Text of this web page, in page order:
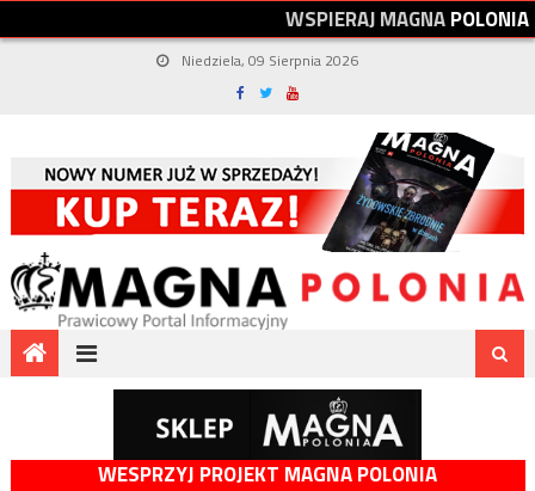
WSPIERAJMAGNAPOLONIA
Niedziela, 09 Sierpnia 2026
WESPRZYJ PROJEKT MAGNA POLONIA